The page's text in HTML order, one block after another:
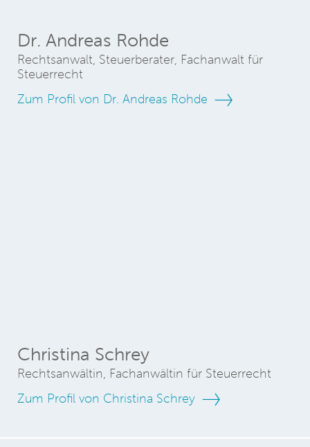
Dr. Andreas Rohde
Rechtsanwalt, Steuerberater, Fachanwalt für
Steuerrecht
Zum Profil von Dr. Andreas Rohde
Christina Schrey
Rechtsanwältin, Fachanwältin für Steuerrecht
Zum Profil von Christina Schrey